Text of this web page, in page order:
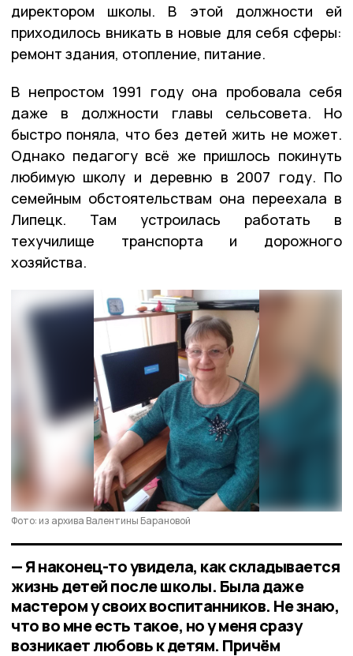
директором школы. В этой должности ей
приходилось вникать в новые для себя сферы:
ремонт здания, отопление, питание.
В непростом 1991 году она пробовала себя
даже в должности главы сельсовета. Но
быстро поняла, что без детей жить не может.
Однако педагогу всё же пришлось покинуть
любимую школу и деревню в 2007 году. По
семейным обстоятельствам она переехала в
Липецк. Там устроилась работать в
техучилище транспорта и дорожного
хозяйства.
Фото: из архива Валентины Барановой
— Я наконец-то увидела, как складывается
жизнь детей после школы. Была даже
мастером у своих воспитанников. Не знаю,
что во мне есть такое, но у меня сразу
возникает любовь к детям. Причём